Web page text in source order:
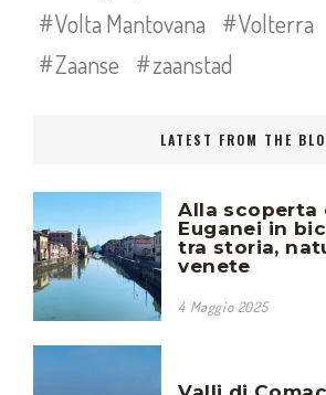
Volta Mantovana
Volterra
Zaanse
zaanstad
LATEST FROM THE
Alla scoperta
Euganei in
tra storia,
venete
4 Maggio 2025